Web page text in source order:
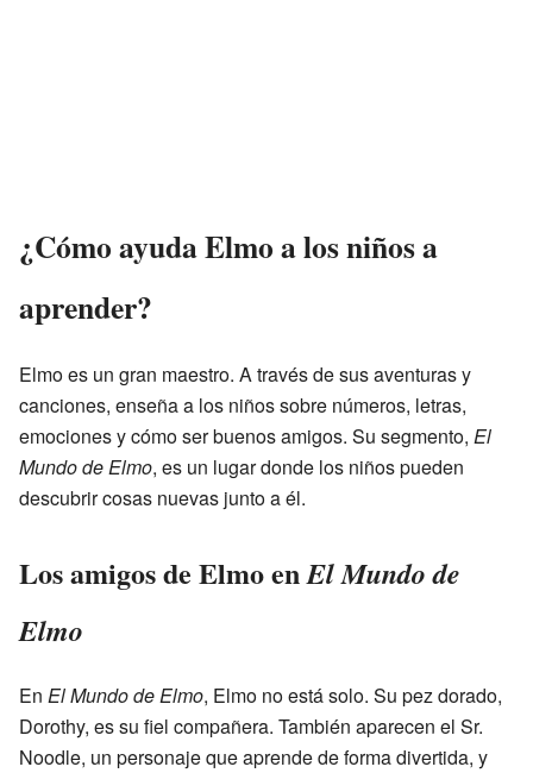
¿Cómo ayuda Elmo a los niños a
aprender?
Elmo es un gran maestro. A través de sus aventuras y
canciones, enseña a los niños sobre números, letras,
emociones y cómo ser buenos amigos. Su segmento, El
Mundo de Elmo, es un lugar donde los niños pueden
descubrir cosas nuevas junto a él.
Los amigos de Elmo enEl Mundo de
Elmo
En El Mundo de Elmo, Elmo no está solo. Su pez dorado,
Dorothy, es su fiel compañera. También aparecen el Sr.
Noodle, un personaje que aprende de forma divertida, y